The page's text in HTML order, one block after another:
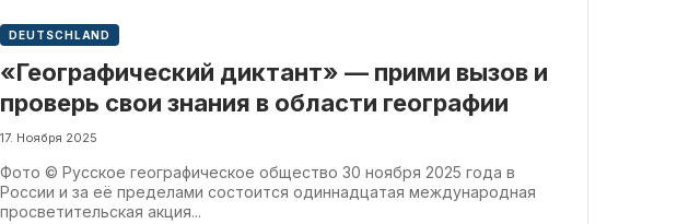
DEUTSCHLAND
«Географический диктант» — прими вызов и
проверь свои знания в области географии
17. Ноября 2025
Фото © Русское географическое общество 30 ноября 2025 года в
России и за её пределами состоится одиннадцатая международная
просветительская акция...